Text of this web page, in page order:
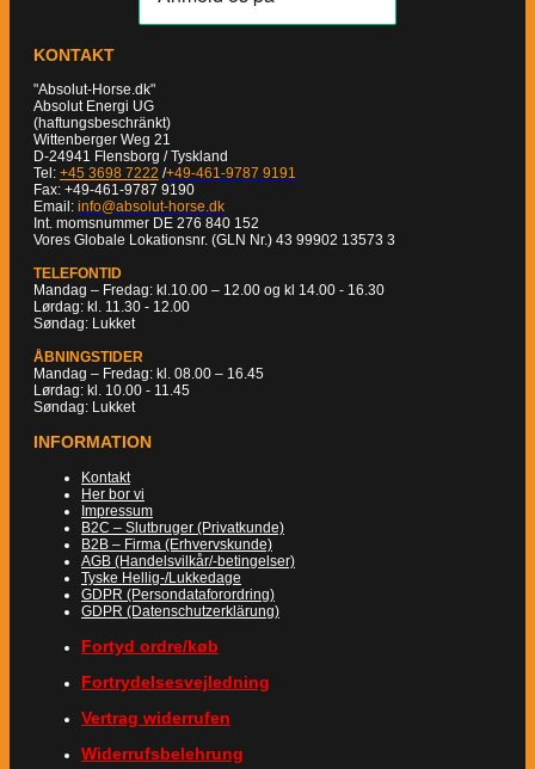
KONTAKT
"Absolut-Horse.dk"
Absolut Energi UG
(haftungsbeschränkt)
Wittenberger Weg 21
D-24941 Flensborg / Tyskland
Tel: +45 3698 7222 /+49-461-9787 9191
Fax: +49-461-9787 9190
Email: info@absolut-horse.dk
Int. momsnummer DE 276 840 152
Vores Globale Lokationsnr. (GLN Nr.) 43 99902 13573 3
TELEFONTID
Mandag – Fredag: kl.10.00 – 12.00 og kl 14.00 - 16.30
Lørdag: kl. 11.30 - 12.00
Søndag: Lukket
ÅBNINGSTIDER
Mandag – Fredag: kl. 08.00 – 16.45
Lørdag: kl. 10.00 - 11.45
Søndag: Lukket
INFORMATION
Kontakt
Her bor vi
Impressum
B2C – Slutbruger (Privatkunde)
B2B – Firma (Erhvervskunde)
AGB (Handelsvilkår/-betingelser)
Tyske Hellig-/Lukkedage
GDPR (Persondataforordring)
GDPR (Datenschutzerklärung)
Fortyd ordre/køb
Fortrydelsesvejledning
Vertrag widerrufen
Widerrufsbelehrung